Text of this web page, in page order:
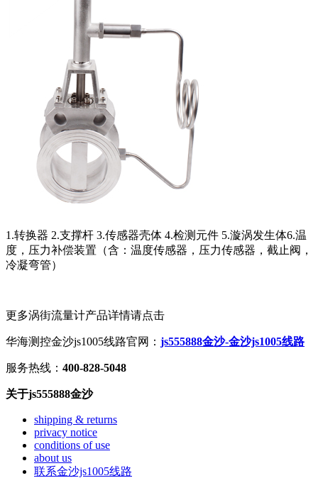
1.转换器 2.支撑杆 3.传感器壳体 4.检测元件 5.漩涡发生体6.温
度，压力补偿装置（含：温度传感器，压力传感器，截止阀，
冷凝弯管）
更多涡街流量计产品详情请点击
华海测控金沙js1005线路官网： js555888金沙-金沙js1005线路
服务热线： 400-828-5048
关于js555888金沙
shipping & returns
privacy notice
conditions of use
about us
联系金沙js1005线路